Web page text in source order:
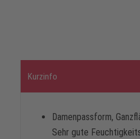
Kurzinfo
Damenpassform,
Sehr gute